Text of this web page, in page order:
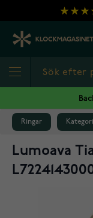
Hoppa till innehållet
Ringar
Lumoava